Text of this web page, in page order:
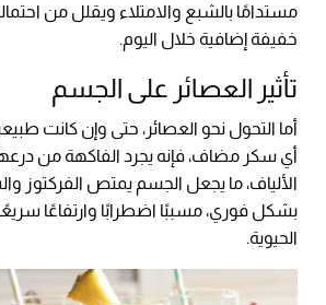
مستدامًا بالشبع والامتلاء ويقلل من
خفيفة إضافية خلال اليوم.
تأثير العصائر على الجسم
أما التحول نحو العصائر، حتى وإن كانت
أي سكر مضاف، فإنه يجرد الفاكهة من
الألياف، ما يجعل الجسم يمتص الفركتوز
بشكل فوري، مسببًا اضطرابًا وارتفاعًا
الحيوية.